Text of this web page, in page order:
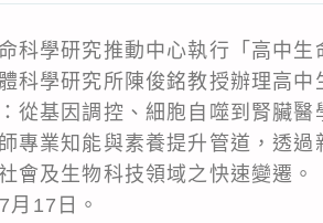
科學研究推動中心執行「高中生
科學研究所陳俊銘教授辦理高中
從基因調控、細胞自噬到腎臟醫
專業知能與素養提升管道，透
會及生物科技領域之快速變遷。
月17日。